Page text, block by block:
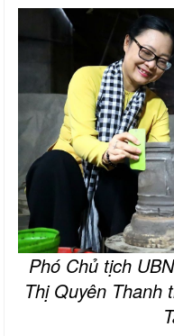
Phó Chủ tịch
Thị Quyên Thanh